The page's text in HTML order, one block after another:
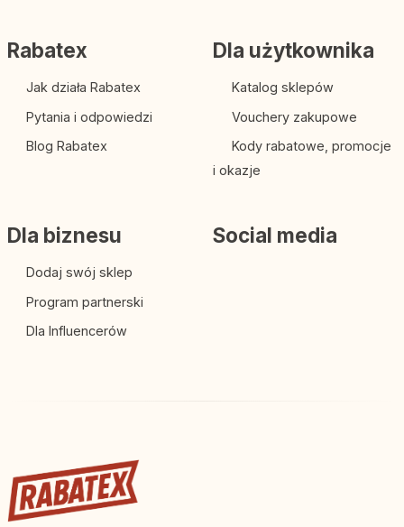
Rabatex
Jak działa Rabatex
Pytania i odpowiedzi
Blog Rabatex
Dla użytkownika
Katalog sklepów
Vouchery zakupowe
Kody rabatowe, promocje
i okazje
Dla biznesu
Dodaj swój sklep
Program partnerski
Dla Influencerów
Social media